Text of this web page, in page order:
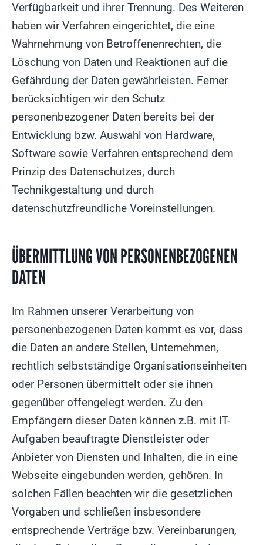
Verfügbarkeit und ihrer Trennung. Des Weiteren
haben wir Verfahren eingerichtet, die eine
Wahrnehmung von Betroffenenrechten, die
Löschung von Daten und Reaktionen auf die
Gefährdung der Daten gewährleisten. Ferner
berücksichtigen wir den Schutz
personenbezogener Daten bereits bei der
Entwicklung bzw. Auswahl von Hardware,
Software sowie Verfahren entsprechend dem
Prinzip des Datenschutzes, durch
Technikgestaltung und durch
datenschutzfreundliche Voreinstellungen.
ÜBERMITTLUNG VON PERSONENBEZOGENEN
DATEN
Im Rahmen unserer Verarbeitung von
personenbezogenen Daten kommt es vor, dass
die Daten an andere Stellen, Unternehmen,
rechtlich selbstständige Organisationseinheiten
oder Personen übermittelt oder sie ihnen
gegenüber offengelegt werden. Zu den
Empfängern dieser Daten können z.B. mit IT-
Aufgaben beauftragte Dienstleister oder
Anbieter von Diensten und Inhalten, die in eine
Webseite eingebunden werden, gehören. In
solchen Fällen beachten wir die gesetzlichen
Vorgaben und schließen insbesondere
entsprechende Verträge bzw. Vereinbarungen,